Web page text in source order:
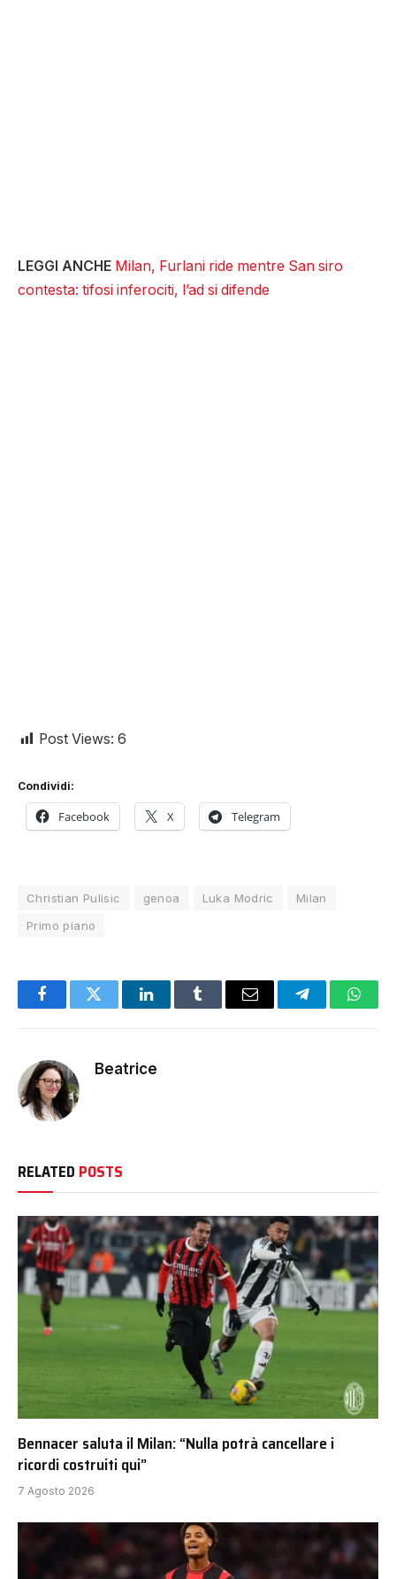
LEGGI ANCHE Milan, Furlani ride mentre San siro
contesta: tifosi inferociti, l’ad si difende
Post Views: 6
Condividi:
Facebook X Telegram
Christian Pulisic genoa Luka Modric
Milan
Primo piano
FacebookTwitter LinkedInTumblr Email Telegram
Beatrice
RELATED POSTS
Bennacer saluta il Milan: “Nulla potrà cancellare i
ricordi costruiti qui”
7 Agosto 2026